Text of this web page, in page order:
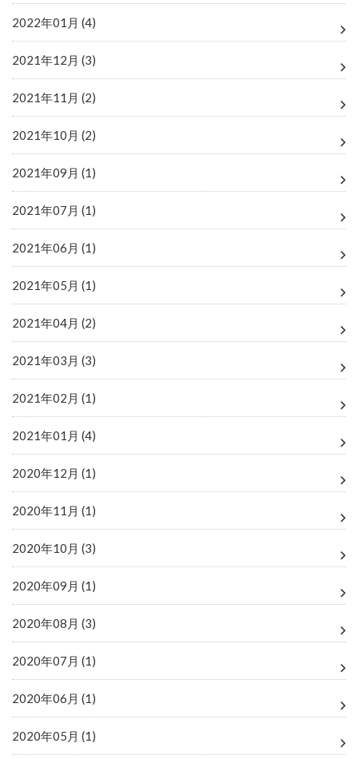
2022年01月 (4)
2021年12月 (3)
2021年11月 (2)
2021年10月 (2)
2021年09月 (1)
2021年07月 (1)
2021年06月 (1)
2021年05月 (1)
2021年04月 (2)
2021年03月 (3)
2021年02月 (1)
2021年01月 (4)
2020年12月 (1)
2020年11月 (1)
2020年10月 (3)
2020年09月 (1)
2020年08月 (3)
2020年07月 (1)
2020年06月 (1)
2020年05月 (1)